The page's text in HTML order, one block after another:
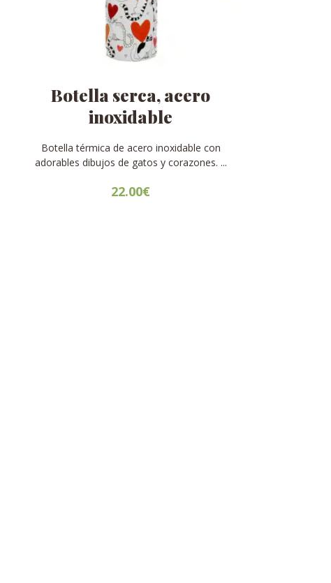
Botella serca, acero
inoxidable
Botella térmica de acero inoxidable con
adorables dibujos de gatos y corazones. ...
22.00€